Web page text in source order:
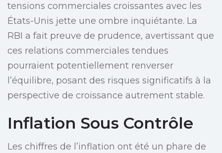
tensions commerciales croissantes avec les
États-Unis jette une ombre inquiétante. La
RBI a fait preuve de prudence, avertissant que
ces relations commerciales tendues
pourraient potentiellement renverser
l’équilibre, posant des risques significatifs à la
perspective de croissance autrement stable.
Inflation Sous Contrôle
Les chiffres de l’inflation ont été un phare de